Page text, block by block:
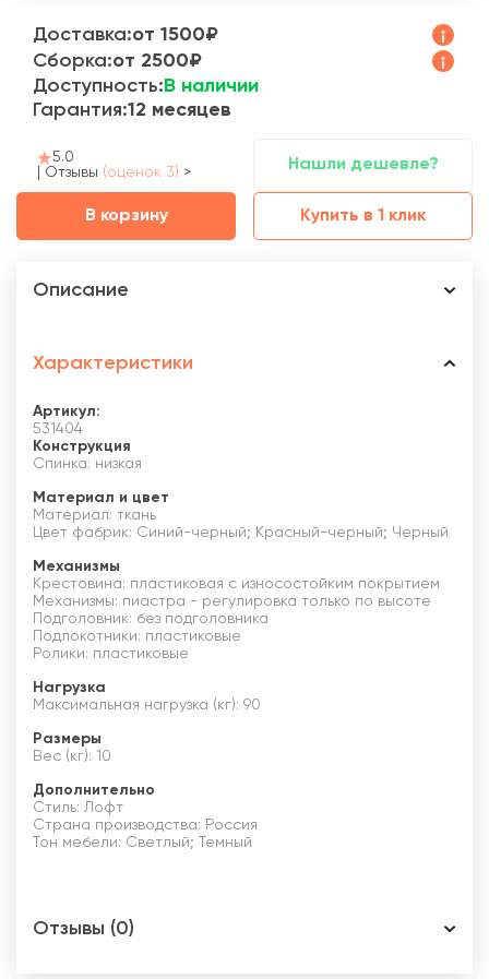
Доставка:от 1500₽
Сборка:от 2500₽
Доступность: В наличии
Гарантия:12 месяцев
5.0
Отзывы (оценок 3) > Нашли дешевле?
В корзину Купить в 1 клик
Описание
Характеристики
Артикул:
531404
Конструкция
Спинка: низкая
Материал и цвет
Материал: ткань
Цвет фабрик: Синий-черный; Красный-черный; Черный
Механизмы
Крестовина: пластиковая с износостойким покрытием
Механизмы: пиастра - регулировка только по высоте
Подголовник: без подголовника
Подлокотники: пластиковые
Ролики: пластиковые
Нагрузка
Максимальная нагрузка (кг): 90
Размеры
Вес (кг): 10
Дополнительно
Стиль: Лофт
Страна производства: Россия
Тон мебели: Светлый; Темный
Отзывы (0)